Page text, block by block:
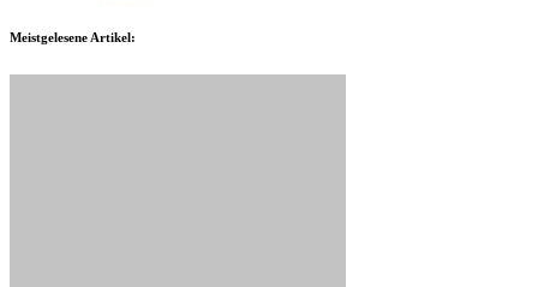
Meistgelesene Artikel: